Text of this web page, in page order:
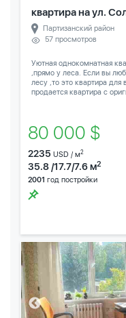
квартира на ул.
Партизанский район
57 просмотров
Уютная однокомнатная
,прямо у леса. Если вы
лесу ,то это квартира
продается квартира с
80 000 $
2235 USD / м2
35.8 /17.7/7.6 м2
2001 год постройки